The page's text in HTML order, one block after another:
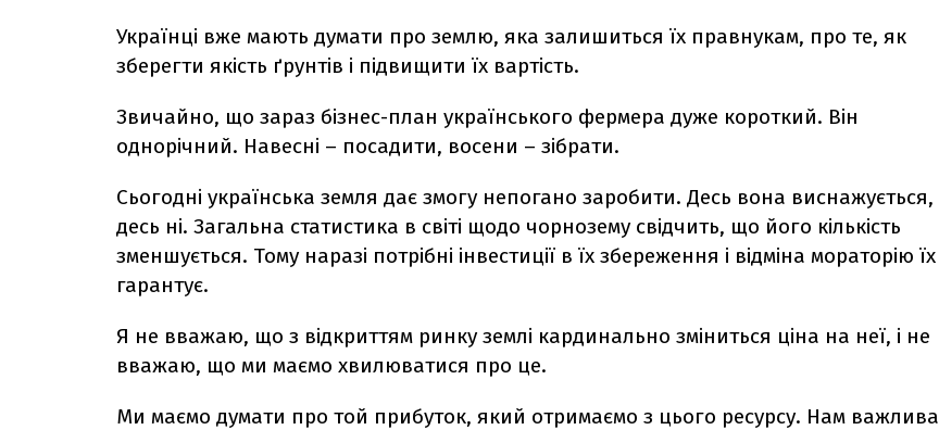
Українці вже мають думати про землю, яка залишиться їх правнукам, про те, як
зберегти якість ґрунтів і підвищити їх вартість.
Звичайно, що зараз бізнес-план українського фермера дуже короткий. Він
однорічний. Навесні – посадити, восени – зібрати.
Сьогодні українська земля дає змогу непогано заробити. Десь вона виснажується,
десь ні. Загальна статистика в світі щодо чорнозему свідчить, що його кількість
зменшується. Тому наразі потрібні інвестиції в їх збереження і відміна мораторію їх
гарантує.
Я не вважаю, що з відкриттям ринку землі кардинально зміниться ціна на неї, і не
вважаю, що ми маємо хвилюватися про це.
Ми маємо думати про той прибуток, який отримаємо з цього ресурсу. Нам важлива